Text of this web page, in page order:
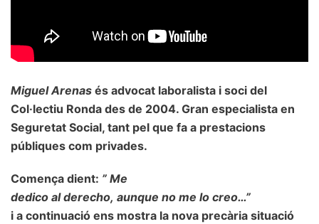
Miguel Arenas és advocat laboralista i soci del
Col·lectiu Ronda des de 2004. Gran especialista en
Seguretat Social, tant pel que fa a prestacions
públiques com privades.
Comença dient: ” Me
dedico alderecho, aunque no me lo creo…”
i a continuació ens mostra la nova precària situació